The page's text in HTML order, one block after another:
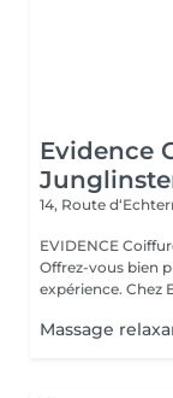
Evidence
14, Route
EVIDENCE
Offrez-vous bien
Massage